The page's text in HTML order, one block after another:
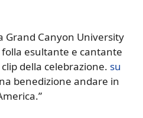
Grand Canyon University
esultante e cantante
della celebrazione. su
benedizione andare in